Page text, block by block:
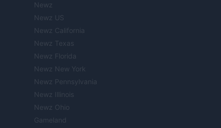
Newz
Newz US
Newz California
Newz Texas
Newz Florida
Newz New York
Newz Pennsylvania
Newz Illinois
Newz Ohio
Gameland